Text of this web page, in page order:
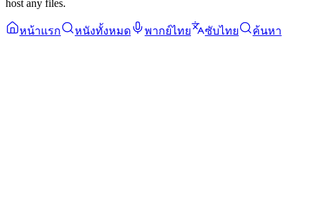
host any files.
หน้าแรก หนังทั้งหมด พากย์ไทย ซับไทย ค้นหา